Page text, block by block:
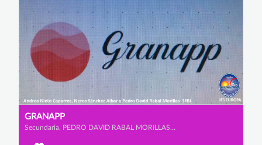
GRANAPP
Secundaria, PEDRO DAVID RABAL MORILLAS, ANDREA NIETO CAPARROS y NEREA SÁNCHEZ AIBAR